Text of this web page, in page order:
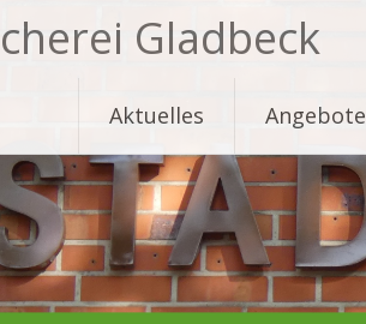
Gladbeck
to
content
Aktuelles Angebote